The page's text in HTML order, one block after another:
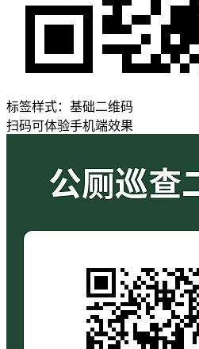
标签样式： 基础二维码
扫码可体验手机端效果